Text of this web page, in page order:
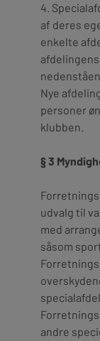
4.
af deres
enkelte
Nye
personer
klubben.
§ 3
udvalg til
med
såsom
andre